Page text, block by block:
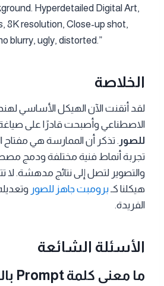
Hyperdetailed Digital Art,
8K resolution, Close-up shot,
blurry, ugly, distorted.”
الخلاصة
لقد أتقنت الآن الهيكل الأساسي
الاصطناعي وأصبحت قادرًا على
للصور . تذكر أن الممارسة هي مفتاح
تجربة أنماط فنية مختلفة ودمج
والتصوير لتصل إلى نتائج مدهشة. لا
هيكلنا كـبرومبت جاهز للصور
الفريدة.
الأسئلة الشائعة
ما معنى كلمة Prompt بالعربية؟